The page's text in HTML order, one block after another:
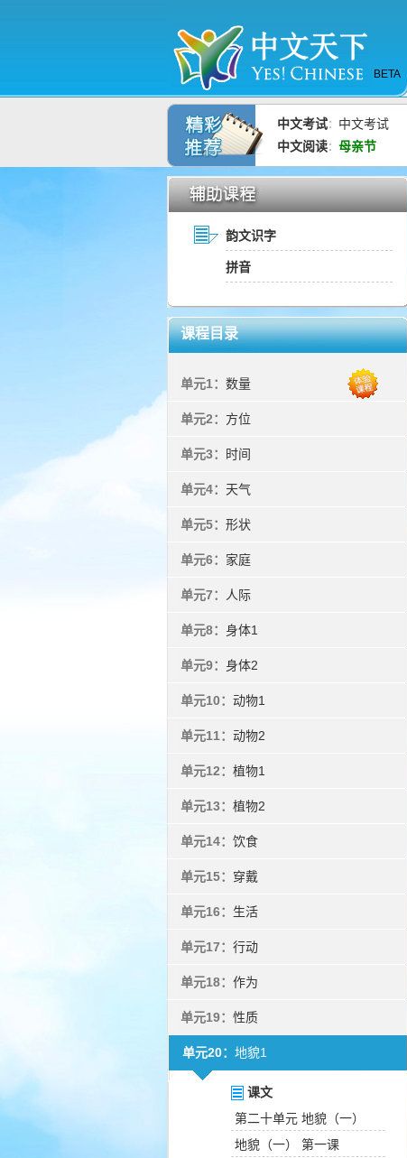
BETA
中文考试： 中文考试
中文阅读： 母亲节
韵文识字
拼音
课程目录
单元1： 数量
单元2： 方位
单元3： 时间
单元4： 天气
单元5： 形状
单元6： 家庭
单元7： 人际
单元8： 身体1
单元9： 身体2
单元10： 动物1
单元11： 动物2
单元12： 植物1
单元13： 植物2
单元14： 饮食
单元15： 穿戴
单元16： 生活
单元17： 行动
单元18： 作为
单元19： 性质
单元20： 地貌1
课文
第二十单元 地貌（一）
地貌（一） 第一课